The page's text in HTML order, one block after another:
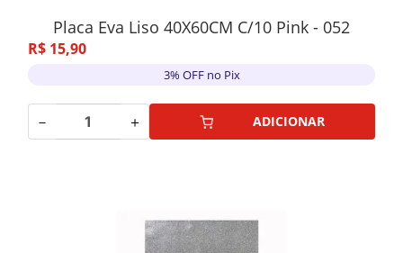
Placa Eva Liso 40X60CM C/10 Pink - 052
R$ 15,90
3% OFF no Pix
－ ＋ ADICIONAR